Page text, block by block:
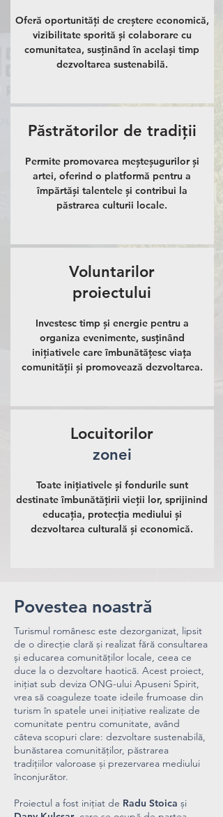
Oferă oportunități de creștere economică,
vizibilitate sporită și colaborare cu
comunitatea, susținând în același timp
dezvoltarea sustenabilă.
Păstrătorilor de tradiții
Permite promovarea meșteșugurilor și
artei, oferind o platformă pentru a
împărtăși talentele și contribui la
păstrarea culturii locale.
Voluntarilor
proiectului
Investesc timp și energie pentru a
organiza evenimente, susținând
inițiativele care îmbunătățesc viața
comunității și promovează dezvoltarea.
Locuitorilor
zonei
Toate inițiativele și fondurile sunt
destinate îmbunătățirii vieții lor, sprijinind
educația, protecția mediului și
dezvoltarea culturală și economică.
Povestea noastră
Turismul românesc este dezorganizat, lipsit
de o direcție clară și realizat fără consultarea
și educarea comunităților locale, ceea ce
duce la o dezvoltare haotică. Acest proiect,
inițiat sub deviza ONG-ului Apuseni Spirit,
vrea să coaguleze toate ideile frumoase din
turism în spatele unei inițiative realizate de
comunitate pentru comunitate, având
câteva scopuri clare: dezvoltare sustenabilă,
bunăstarea comunităților, păstrarea
tradițiilor valoroase și prezervarea mediului
înconjurător.
Proiectul a fost inițiat de Radu Stoica și